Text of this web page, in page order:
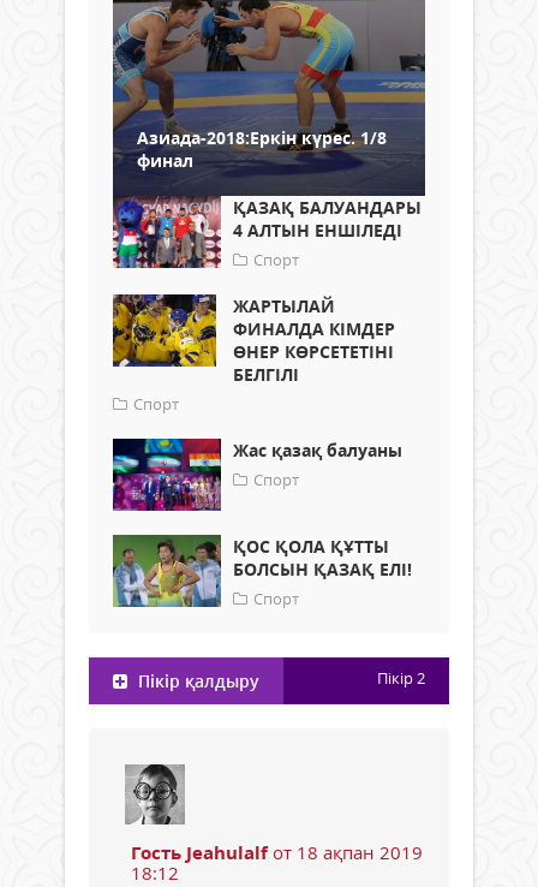
Азиада-2018:Еркін күрес. 1/8
финал
ҚАЗАҚ БАЛУАНДАРЫ
4 АЛТЫН ЕНШІЛЕДІ
Спорт
ЖАРТЫЛАЙ
ФИНАЛДА КІМДЕР
ӨНЕР КӨРСЕТЕТІНІ
БЕЛГІЛІ
Спорт
Жас қазақ балуаны
Спорт
ҚОС ҚОЛА ҚҰТТЫ
БОЛСЫН ҚАЗАҚ ЕЛІ!
Спорт
Пікір қалдыру Пікір2
Гость Jeahulalfот 18 ақпан 2019
18:12